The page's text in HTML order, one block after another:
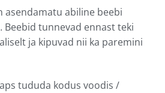
asendamatu abiline beebi
Beebid tunnevad ennast teki
ja kipuvad nii ka paremini
tududa kodus voodis /